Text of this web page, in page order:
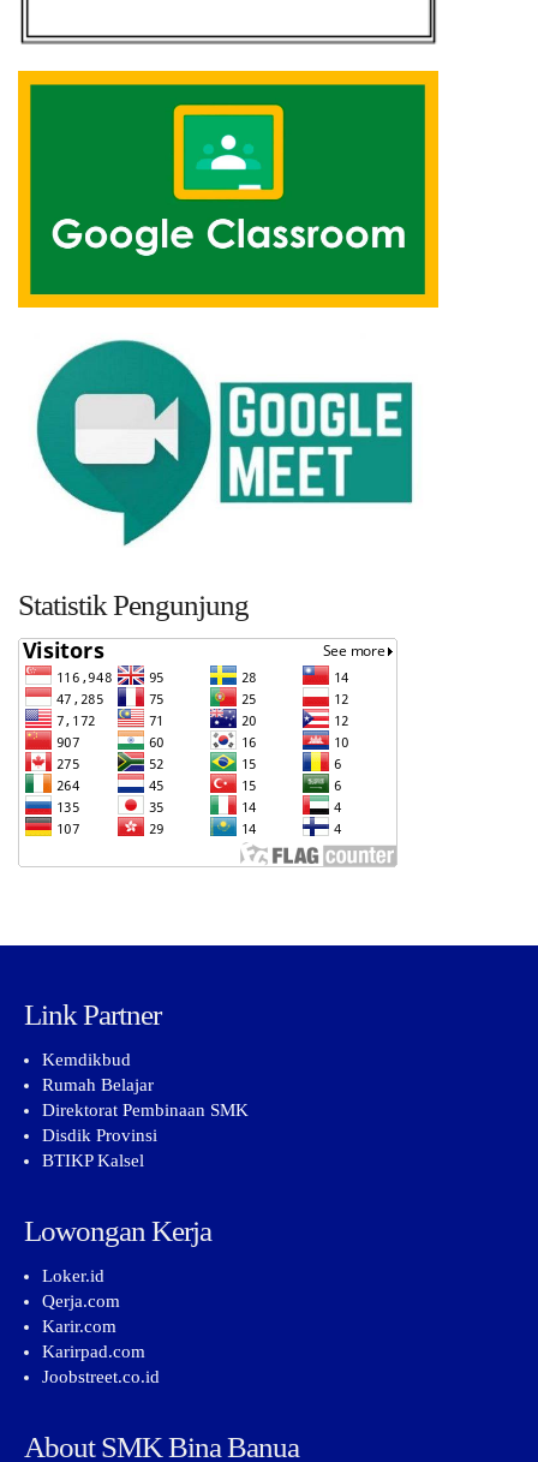
Statistik Pengunjung
Link Partner
Kemdikbud
Rumah Belajar
Direktorat Pembinaan SMK
Disdik Provinsi
BTIKP Kalsel
Lowongan Kerja
Loker.id
Qerja.com
Karir.com
Karirpad.com
Joobstreet.co.id
About SMK Bina Banua